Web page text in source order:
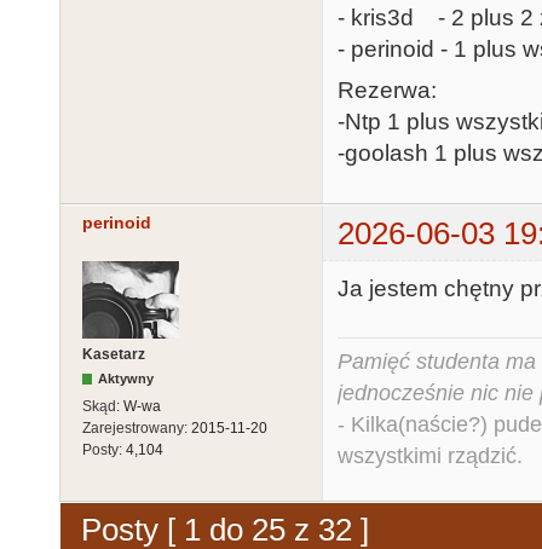
- kris3d - 2 plus 2
- perinoid - 1 plus
Rezerwa:
-Ntp 1 plus
-goolash 1 plus
perinoid 2026-06-03
Kasetarz
Aktywny
Skąd: W-wa
Zarejestrowany: 2015-11-20
Posty: 4,104
Ja jestem chętny
Pamięć studenta
jednocześnie nic nie
- Kilka(naście?)
wszystkimi rządzić.
Posty [ 1 do 25 z 32 ]